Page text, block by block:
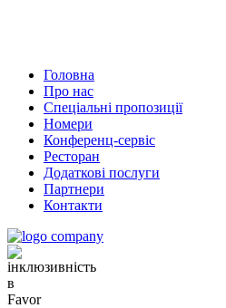
Головна
Про нас
Спеціальні пропозиції
Номери
Конференц-сервіс
Ресторан
Додаткові послуги
Партнери
Контакти